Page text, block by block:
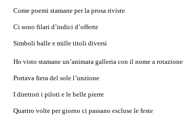
Come poemi stamane per la prosa riviste
Ci sono filari d’indici d’offerte
Simboli balle e mille titoli diversi
Ho visto stamane un’animata galleria con il nome a rotazione
Portava fiera del sole l’unzione
I direttori i piloti e le belle pierre
Quattro volte per giorno ci passano escluse le feste